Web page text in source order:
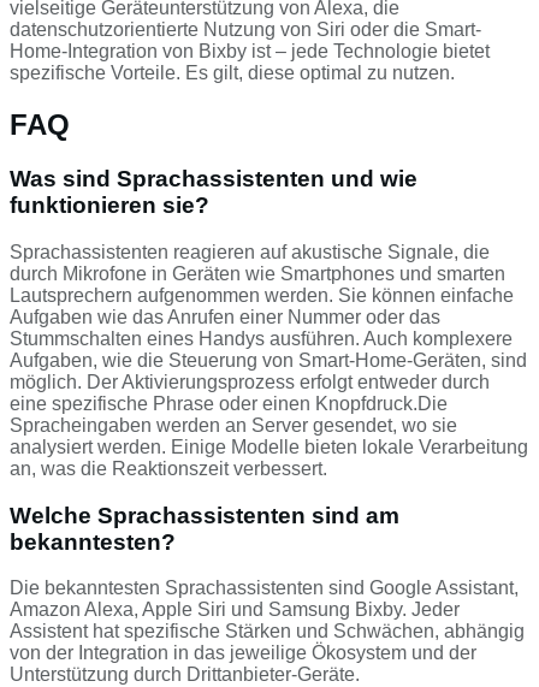
vielseitige Geräteunterstützung von Alexa, die
datenschutzorientierte Nutzung von Siri oder die Smart-
Home-Integration von Bixby ist – jede Technologie bietet
spezifische Vorteile. Es gilt, diese optimal zu nutzen.
FAQ
Was sind Sprachassistenten und wie
funktionieren sie?
Sprachassistenten reagieren auf akustische Signale, die
durch Mikrofone in Geräten wie Smartphones und smarten
Lautsprechern aufgenommen werden. Sie können einfache
Aufgaben wie das Anrufen einer Nummer oder das
Stummschalten eines Handys ausführen. Auch komplexere
Aufgaben, wie die Steuerung von Smart-Home-Geräten, sind
möglich. Der Aktivierungsprozess erfolgt entweder durch
eine spezifische Phrase oder einen Knopfdruck.Die
Spracheingaben werden an Server gesendet, wo sie
analysiert werden. Einige Modelle bieten lokale Verarbeitung
an, was die Reaktionszeit verbessert.
Welche Sprachassistenten sind am
bekanntesten?
Die bekanntesten Sprachassistenten sind Google Assistant,
Amazon Alexa, Apple Siri und Samsung Bixby. Jeder
Assistent hat spezifische Stärken und Schwächen, abhängig
von der Integration in das jeweilige Ökosystem und der
Unterstützung durch Drittanbieter-Geräte.